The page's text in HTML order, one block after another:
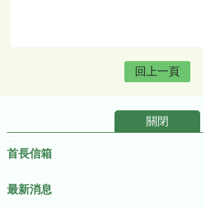
回上一頁
關閉
首長信箱
最新消息